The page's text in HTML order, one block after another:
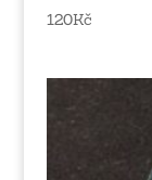
120Kč